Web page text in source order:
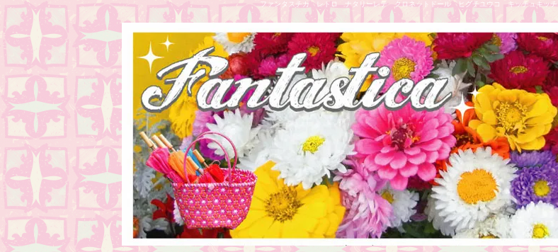
ファンタスチカ レトロ ナタリーレテ クロネットドール ヒグチユウコ キッチュキッ